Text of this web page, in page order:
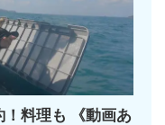
料理も 《動画あ